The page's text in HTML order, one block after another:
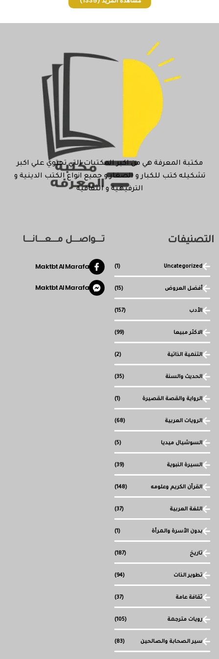
مكتبة المعرفة هي من اكبر المكتبات التي تحتوي علي اكبر
تشكيله كتب للكبار و الصغار و جميع انواع الكتب الدينية و
الترفيهية و الثقافية
التصنيفات
Uncategorized
(1)
أفضل العروض (15)
الأدب (157)
الاكثر مبيعا (99)
التنمية الذاتية (2)
الحديث والسنة (35)
الرواية والقصة القصيرة (1)
الرويات العربية (68)
السوشيال ميديا (5)
السيرة النبوية (39)
القرآن الكريم وعلومه (148)
اللغة العربية (37)
بدون الأسرة والمرأة (1)
تاريخ (187)
تطوير الذات (94)
ثقافة عامة (37)
رويات مترجمة (105)
سير الصحابة والصالحين (83)
تـــواصـــل مـــعـــانـــا
Maktbt Al Marafa
Maktbt Al Marafa